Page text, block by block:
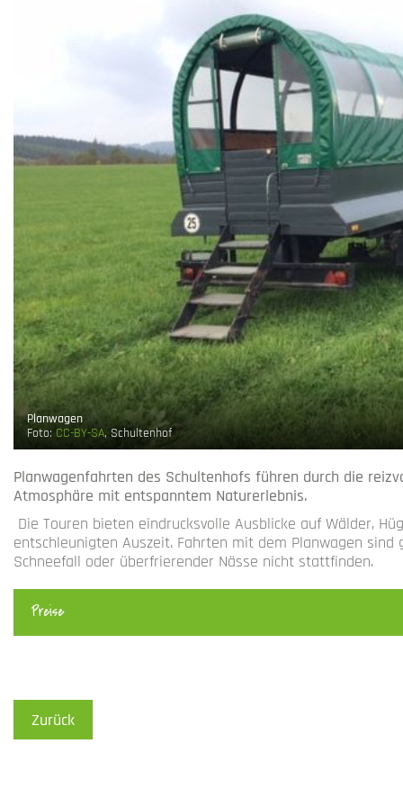
Planwagen
Foto: CC-BY-SA, Schultenhof
Planwagenfahrten des Schultenhofs führen durch die
Atmosphäre mit entspanntem Naturerlebnis.
Die Touren bieten eindrucksvolle Ausblicke auf Wälder,
entschleunigten Auszeit. Fahrten mit dem Planwagen
Schneefall oder überfrierender Nässe nicht stattfinden.
Preise
Zurück